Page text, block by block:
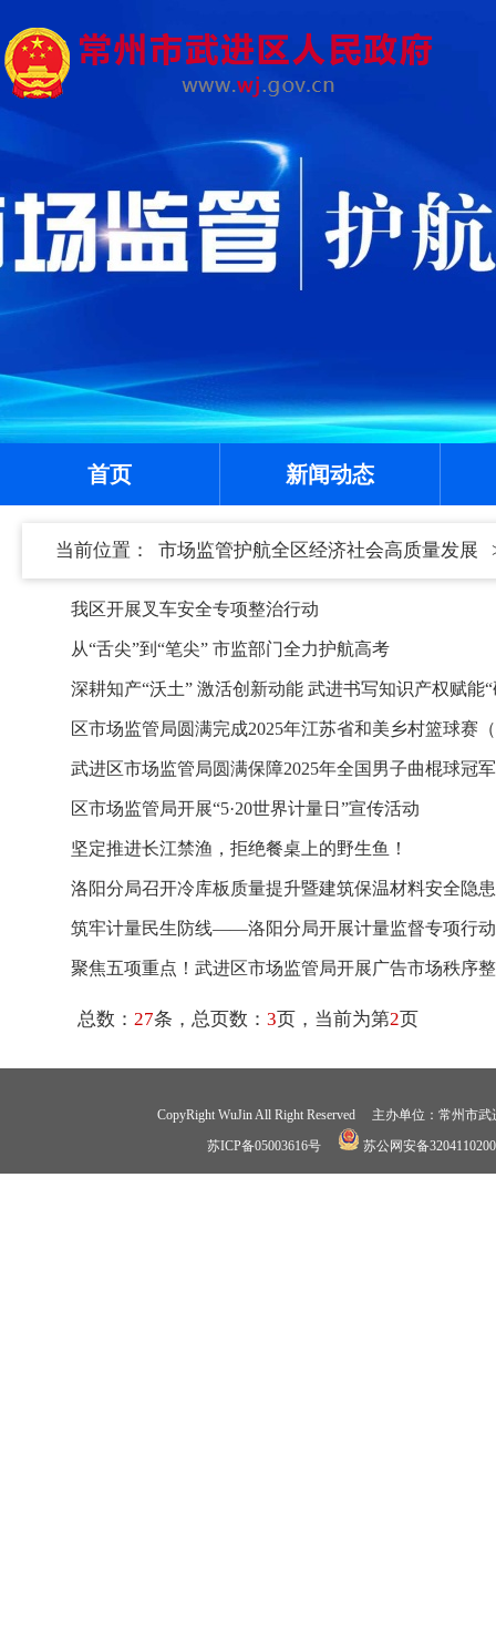
首页 新闻动态
当前位置： 市场监管护航全区经济社会高质量发展
我区开展叉车安全专项整治行动
从“舌尖”到“笔尖” 市监部门全力护航高考
深耕知产“沃土” 激活创新动能 武进书写知识产权赋能
区市场监管局圆满完成2025年江苏省和美乡村篮球赛
武进区市场监管局圆满保障2025年全国男子曲棍球冠
区市场监管局开展“5·20世界计量日”宣传活动
坚定推进长江禁渔，拒绝餐桌上的野生鱼！
洛阳分局召开冷库板质量提升暨建筑保温材料安全隐
筑牢计量民生防线——洛阳分局开展计量监督专项行动
聚焦五项重点！武进区市场监管局开展广告市场秩序
总数： 27条，总页数： 3页，当前为第2页
CopyRight WuJin All Right Reserved 主办单位：常州
苏ICP备05003616号
苏公网安备